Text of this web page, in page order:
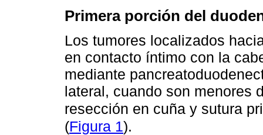
Primera porción del
Los tumores localizados
en contacto íntimo con la
mediante
lateral, cuando son menores
resección en cuña y sutura
(Figura 1).